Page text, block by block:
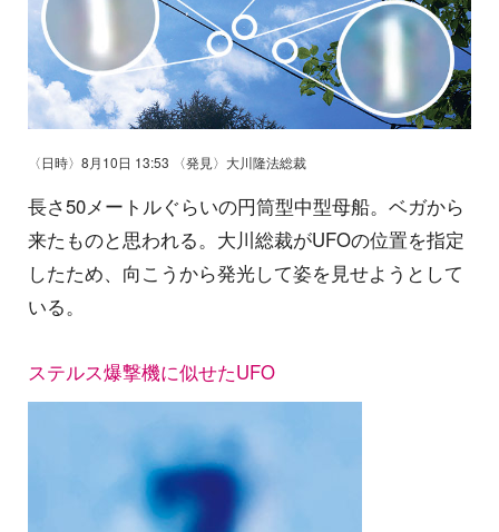
〈日時〉8月10日 13:53 〈発見〉大川隆法総裁
長さ50メートルぐらいの円筒型中型母船。ベガから
来たものと思われる。大川総裁がUFOの位置を指定
したため、向こうから発光して姿を見せようとして
いる。
ステルス爆撃機に似せたUFO